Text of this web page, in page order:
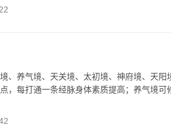
、养气境、天关境、太初境、神府境、天阳
，每打通一条经脉身体素质提高；养气境